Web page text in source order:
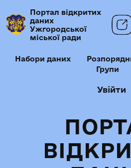
Портал відкритих
даних
Ужгородської
міської ради
Набори даних
Групи
Увійти